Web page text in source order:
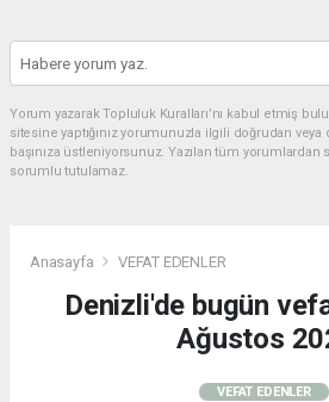
Yorum yazarak Topluluk Kuralları’nı kabul etmiş
sitesine yaptığınız yorumunuzla ilgili doğrudan
başınıza üstleniyorsunuz. Yazılan tüm
sorumlu tutulamaz.
Anasayfa VEFAT EDENLER
Denizli'de bugün
Ağustos
VEFAT EDENLER